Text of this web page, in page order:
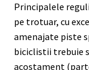
Principalele
pe trotuar, cu
amenajate piste
biciclistii trebuie
acostament